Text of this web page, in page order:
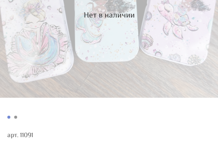
Нет в наличии
арт.11091